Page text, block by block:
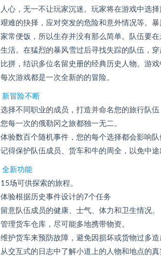
人心，无一不让玩家沉迷。玩家将在游戏中选
艰难的抉择，应对突发的危险和意外情况等。
家常便饭，所以生存并没有那么简单。队伍要
生活。在猛烈的暴风雪过后寻找失踪的队伍，
比拼，结识多位名留史册的经典历史人物。游
每次游戏都是一次全新的的冒险。
新冒险不断
选择不同职业的成员，打造并命名您的旅行队
您每一次的俄勒冈之旅都独一无二。
体验数百个随机事件，您的每个选择都会影响
记得保护队伍成员、货车和牛的周全，以免中途
全新功能
15场可供探索的旅程。
体验根据历史事件设计的7个任务
留意队伍成员的健康、士气、体力和卫生情况。
管理货车仓库，尽可能多地携带物资。
维护货车来预防故障，避免因损坏或货物过多造
从交互式的日志中了解小道上的人物和地点的真